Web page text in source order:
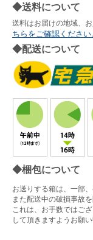
◆送料について
送料はお届けの地域、
ちらをご確認ください
◆配送について
◆梱包について
お送りする箱は、一部
また配送中の破損事故
これは、お手数ではご
して頂きますようお願い